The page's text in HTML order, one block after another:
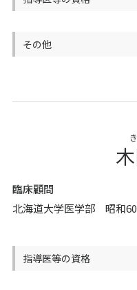
その他
臨床顧問
北海道大学医学部 昭和
指導医等の資格